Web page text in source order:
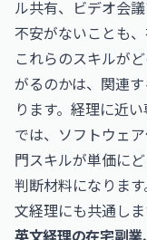
ル共有、ビデオ会
不安がないことも
これらのスキルが
がるのかは、関連
ります。経理に近
では、 ソフトウェ
門スキルが単価に
判断材料になりま
文経理にも共通しま
英文経理の在宅副